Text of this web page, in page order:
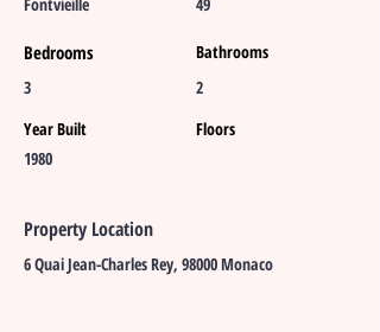
Bedrooms
3
Year Built
1980
Bathrooms
2
Floors
Property Location
6 Quai Jean-Charles Rey, 98000 Monaco